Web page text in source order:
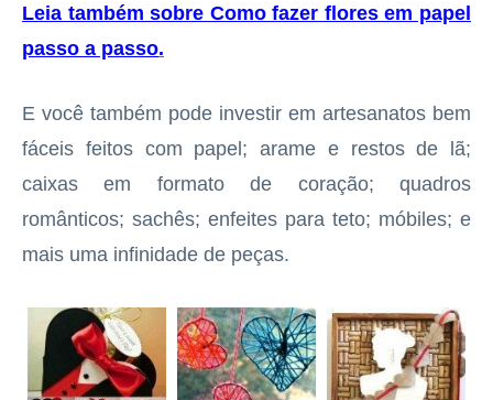
Leia também sobre Como fazer flores em papel
passo a passo.
E você também pode investir em artesanatos bem
fáceis feitos com papel; arame e restos de lã;
caixas em formato de coração; quadros
românticos; sachês; enfeites para teto; móbiles; e
mais uma infinidade de peças.